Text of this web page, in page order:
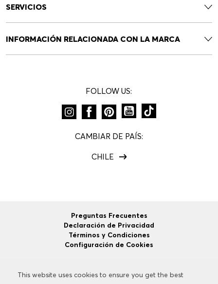
This website uses cookies to ensure you get the best
This website uses cookies to ensure you get the best
SERVICIOS
INFORMACIÓN RELACIONADA CON LA MARCA
FOLLOW US:
CAMBIAR DE PAÍS:
CHILE
Preguntas Frecuentes
Declaración de Privacidad
Términos y Condiciones
Configuración de Cookies